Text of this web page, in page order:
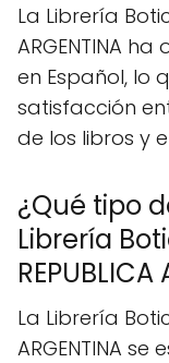
La Librería
ARGENTINA
en Español, lo
satisfacción
de los libros y
¿Qué tipo
Librería
REPUBLICA
La Librería
ARGENTINA